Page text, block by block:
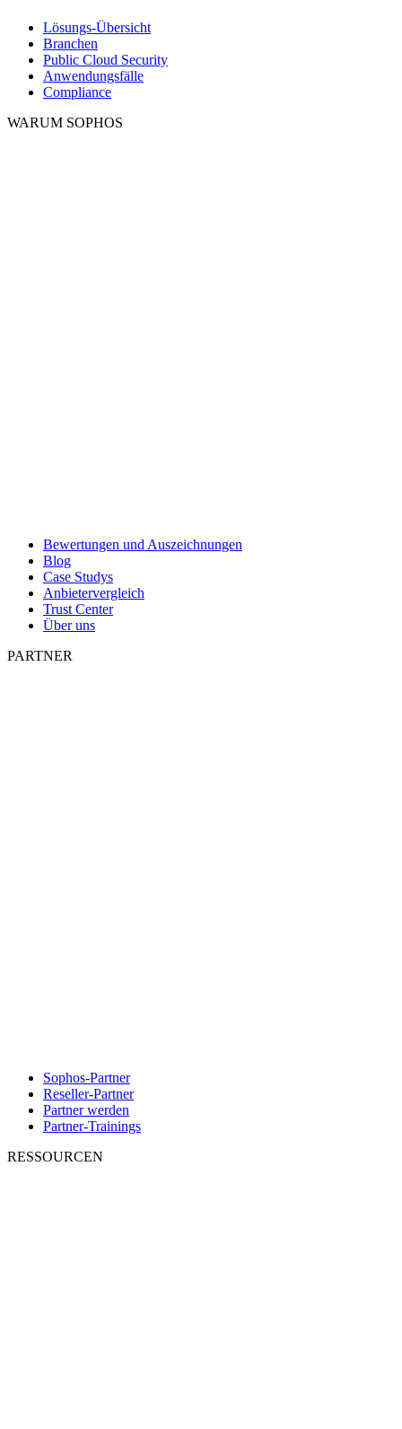
Lösungs-Übersicht
Branchen
Public Cloud Security
Anwendungsfälle
Compliance
WARUM SOPHOS
Bewertungen und Auszeichnungen
Blog
Case Studys
Anbietervergleich
Trust Center
Über uns
PARTNER
Sophos-Partner
Reseller-Partner
Partner werden
Partner-Trainings
RESSOURCEN